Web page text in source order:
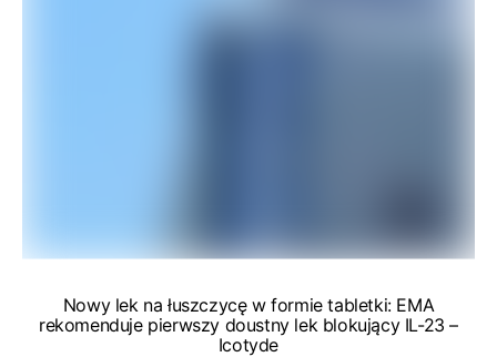
Nowy lek na łuszczycę w formie tabletki: EMA
rekomenduje pierwszy doustny lek blokujący IL-23 –
Icotyde